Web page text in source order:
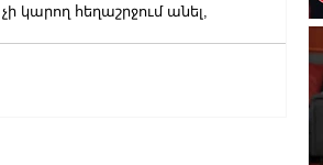
կարող հեղաշրջում անել,